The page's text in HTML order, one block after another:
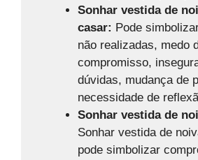
Sonhar vestida de
casar: Pode
não realizadas, medo
compromisso,
dúvidas, mudança de
necessidade de
Sonhar vestida de
Sonhar vestida de
pode simbolizar